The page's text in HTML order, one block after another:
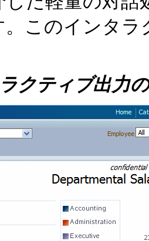
。このインタラ
クティブ出力